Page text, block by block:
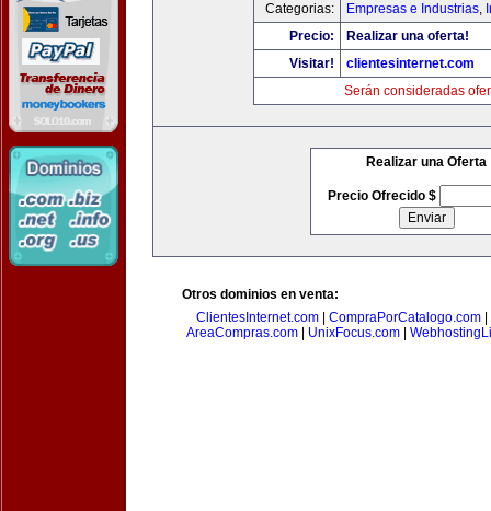
Categorias:
Empresas e Industrias,
Precio:
Realizar una oferta!
Visitar!
clientesinternet.com
Serán consideradas
Realizar una Oferta
Precio Ofrecido $
Otros dominios en venta:
ClientesInternet.com
CompraPorCatalogo.com
AreaCompras.com
UnixFocus.com